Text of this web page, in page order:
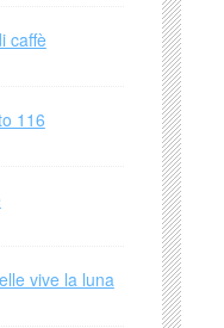
caffè
116
vive la luna